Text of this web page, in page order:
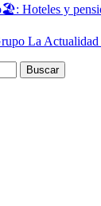
Hoteles y
La